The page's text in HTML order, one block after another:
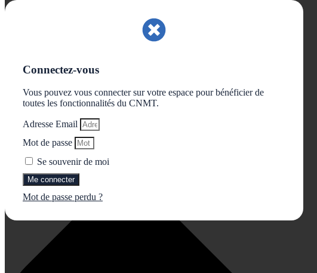
Gérer le consentement aux cookies
Connectez-vous
Vous pouvez vous connecter sur votre espace pour bénéficier de
toutes les fonctionnalités du CNMT.
Adresse Email
Mot de passe
Se souvenir de moi
Me connecter
Mot de passe perdu ?